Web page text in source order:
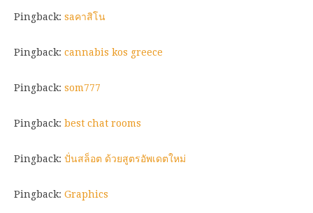
Pingback: saคาสิโน
Pingback: cannabis kos greece
Pingback: som777
Pingback: best chat rooms
Pingback: ปั่นสล็อต ด้วยสูตรอัพเดตใหม่
Pingback: Graphics